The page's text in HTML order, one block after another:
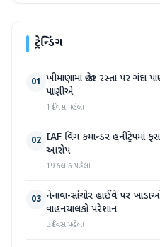
ટ્રેન્ડિંગ
01 ખીમાણામાં જાહેર રસ્તા પર ગંદા
પાણીએ
1 દિવસ પહેલા
02 IAF વિંગ કમાન્ડર હનીટ્રેપમાં
આરોપ
19 કલાક પહેલા
03 નેનાવા-સાંચોર હાઈવે પર
વાહનચાલકો પરેશાન
3 દિવસ પહેલા